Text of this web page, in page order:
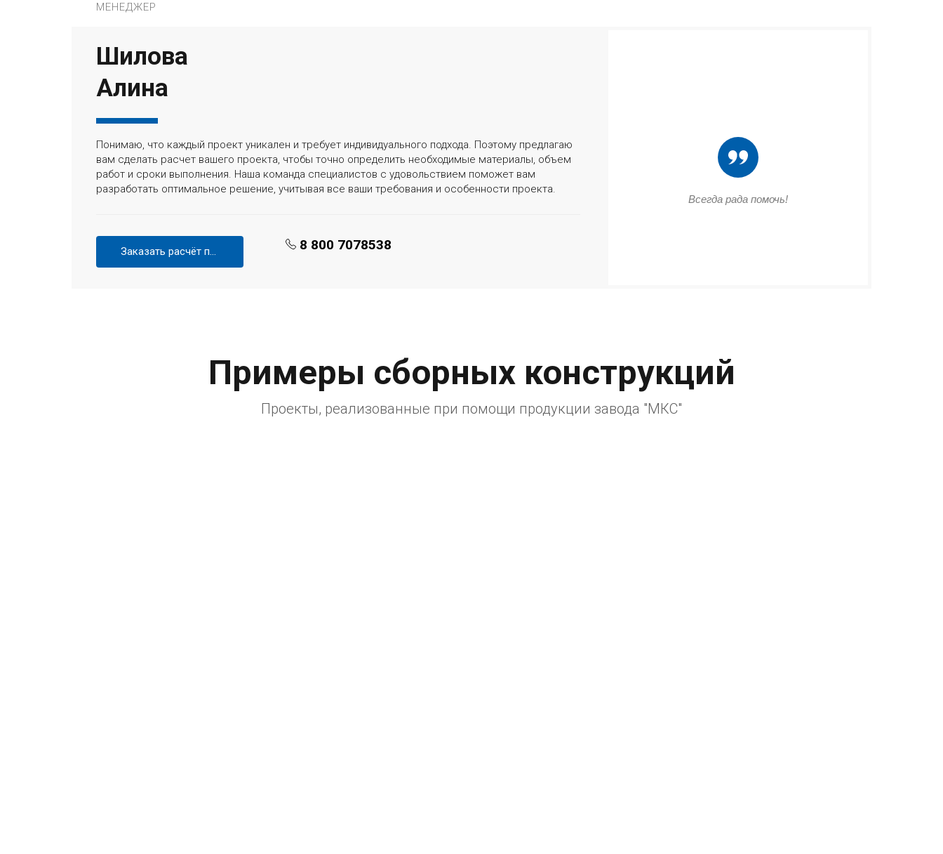
МЕНЕДЖЕР
Шилова
Алина
Понимаю, что каждый проект уникален и требует индивидуального подхода. Поэтому предлагаю
вам сделать расчет вашего проекта, чтобы точно определить необходимые материалы, объем
работ и сроки выполнения. Наша команда специалистов с удовольствием поможет вам
разработать оптимальное решение, учитывая все ваши требования и особенности проекта.
Заказать расчёт проекта 8 800 7078538
Всегда рада помочь!
Примеры сборных конструкций
Проекты, реализованные при помощи продукции завода "МКС"